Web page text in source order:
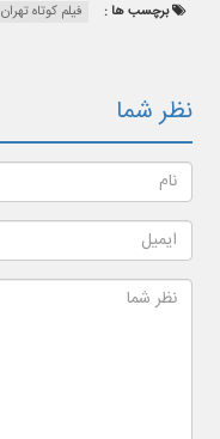
برچسب ها : فیلم کوتاه تهران
نظر شما